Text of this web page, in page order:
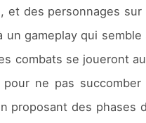
des personnages
gameplay qui
combats se joueront
ne pas
proposant des phases